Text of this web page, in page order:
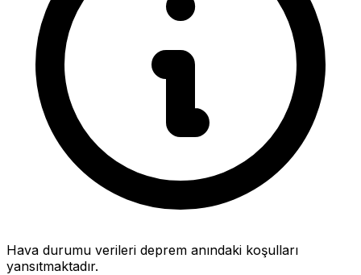
Hava durumu verileri deprem anındaki koşulları
yansıtmaktadır.